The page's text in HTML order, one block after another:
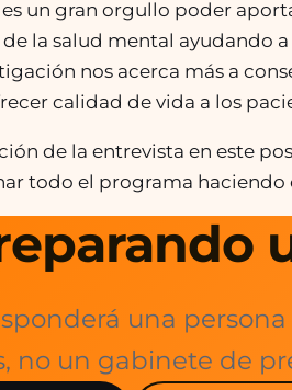
un gran orgullo poder
la salud mental ayudando
nos acerca más a
calidad de vida a los
de la entrevista en este
todo el programa
una
no un gabinete de